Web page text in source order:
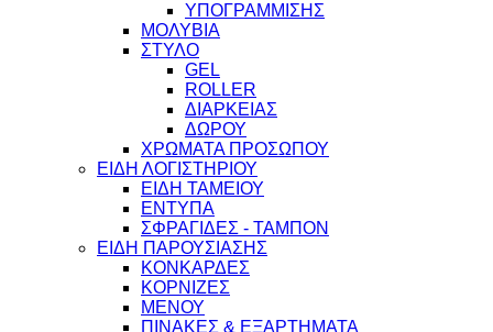
ΥΠΟΓΡΑΜΜΙΣΗΣ
ΜΟΛΥΒΙΑ
ΣΤΥΛΟ
GEL
ROLLER
ΔΙΑΡΚΕΙΑΣ
ΔΩΡΟΥ
ΧΡΩΜΑΤΑ ΠΡΟΣΩΠΟΥ
ΕΙΔΗ ΛΟΓΙΣΤΗΡΙΟΥ
ΕΙΔΗ ΤΑΜΕΙΟΥ
ΕΝΤΥΠΑ
ΣΦΡΑΓΙΔΕΣ - ΤΑΜΠΟΝ
ΕΙΔΗ ΠΑΡΟΥΣΙΑΣΗΣ
ΚΟΝΚΑΡΔΕΣ
ΚΟΡΝΙΖΕΣ
ΜΕΝΟΥ
ΠΙΝΑΚΕΣ & ΕΞΑΡΤΗΜΑΤΑ